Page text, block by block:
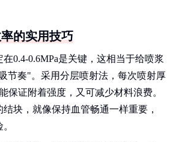
的实用技巧
0.4-0.6MPa是关键，这相当于给喷浆
节奏"。采用分层喷射法，每次喷射厚
保证附着强度，又可减少材料浪费。
块，就像保持血管畅通一样重要，